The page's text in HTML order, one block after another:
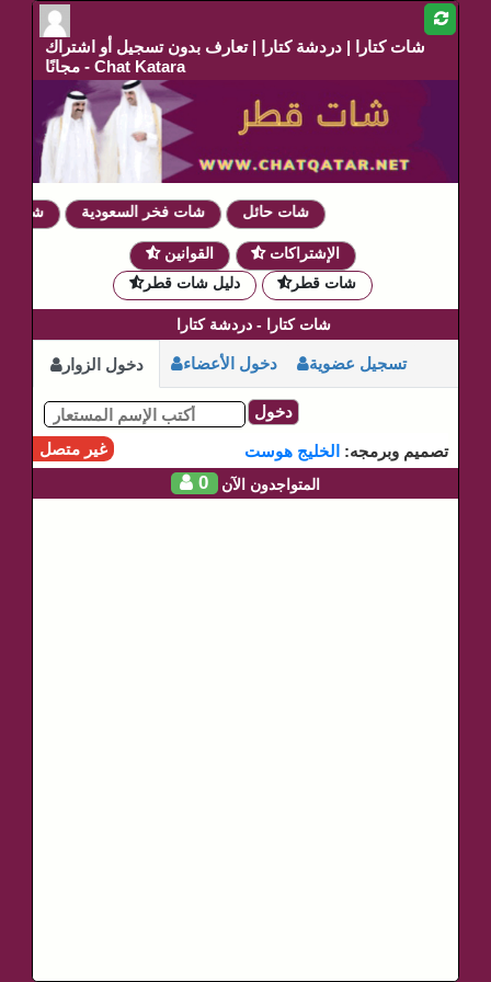
شات كتارا | دردشة كتارا | تعارف بدون تسجيل أو اشتراك
مجانًا - Chat Katara
شات شات فخر السعودية شات حائل
القوانين
الإشتراكات
دليل شات قطر
شات قطر
شات كتارا - دردشة كتارا
دخول الزوار دخول الأعضاء تسجيل عضوية
دخول
غير متصل
تصميم وبرمجه: الخليج هوست
0 المتواجدون الآن